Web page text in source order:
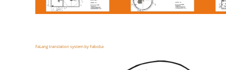
FaLang translation system by Faboba